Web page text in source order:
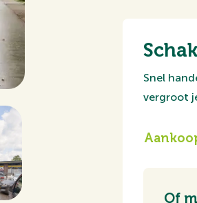
Snel
vergroot
Of